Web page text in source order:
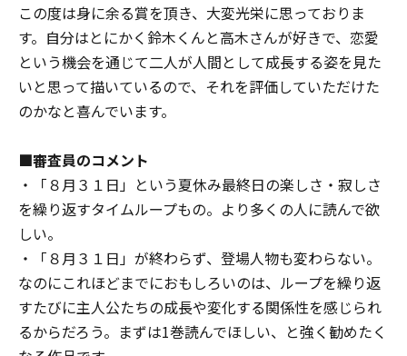
この度は身に余る賞を頂き、大変光栄に思っておりま
す。自分はとにかく鈴木くんと高木さんが好きで、恋愛
という機会を通じて二人が人間として成長する姿を見た
いと思って描いているので、それを評価していただけた
のかなと喜んでいます。
■審査員のコメント
・「８月３１日」という夏休み最終日の楽しさ・寂しさ
を繰り返すタイムループもの。より多くの人に読んで欲
しい。
・「８月３１日」が終わらず、登場人物も変わらない。
なのにこれほどまでにおもしろいのは、ループを繰り返
すたびに主人公たちの成長や変化する関係性を感じられ
るからだろう。まずは1巻読んでほしい、と強く勧めたく